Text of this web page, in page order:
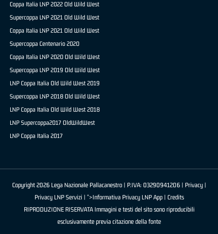
Coppa Italia LNP 2022 Old Wild West
Supercoppa LNP 2021 Old Wild West
Coppa Italia LNP 2021 Old Wild West
Supercoppa Centenario 2020
Coppa Italia LNP 2020 Old Wild West
Supercoppa LNP 2019 Old Wild West
LNP Coppa Italia Old Wild West 2019
Supercoppa LNP 2018 Old Wild West
LNP Coppa Italia Old Wild West 2018
LNP Supercoppa2017 OldWildWest
LNP Coppa Italia 2017
Copyright 2026 Lega Nazionale Pallacanestro | P.IVA: 03290941206 | Privacy|
Privacy LNP Servizi | ">Informativa Privacy LNP App | Credits
RIPRODUZIONE RISERVATA Immagini e testi del sito sono riproducibili
esclusivamente previa citazione della fonte